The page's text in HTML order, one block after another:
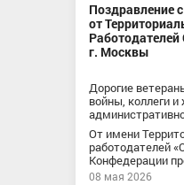
Поздравление
от
г. Москвы
Дорогие
войны, коллеги
От имени
работодателей
Конфедерации
08 мая 2026